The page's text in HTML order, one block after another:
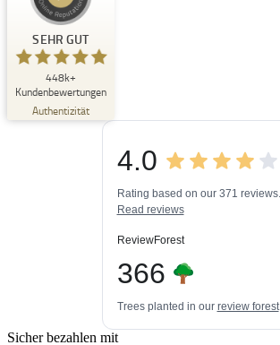
SEHR GUT
448k+
Kundenbewertungen
Authentizität
Kundenbewertungen und Erfahrungen zu
SEHR GUT
4,84
/
5,00
3
ProvenExpert.com
Blick aufs ProvenExpert-Profil werfen
06.08.2026
4.0
Rating based on our 371 reviews.
Read reviews
ReviewForest
366
Trees planted in our review forest.
Sicher bezahlen mit